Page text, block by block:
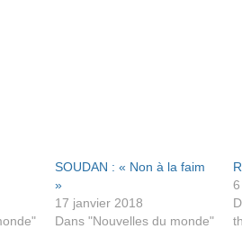
SOUDAN : « Non à la faim
»
17 janvier 2018
Dans "Nouvelles du monde"